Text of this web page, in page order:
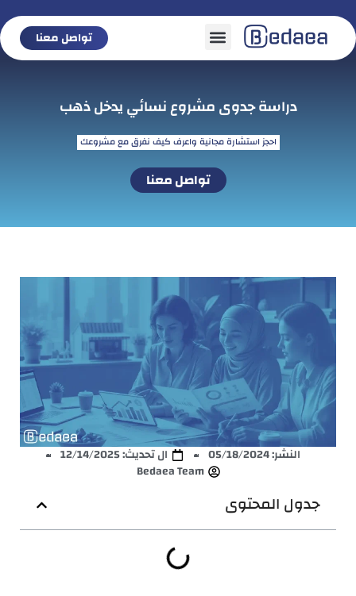
تواصل معنا
دراسة جدوى مشروع نسائي يدخل ذهب
احجز استشارة مجانية واعرف كيف نفرق مع مشروعك
تواصل معنا
النشر:05/18/2024
ال تحديث: 12/14/2025
Bedaea Team
جدول المحتوى